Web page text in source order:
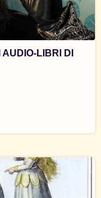
LIBRI DI